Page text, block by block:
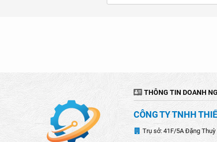
THÔNG TIN DOANH
CÔNG TY TNHH
Trụ sở: 41F/5A Đặng Thuỳ